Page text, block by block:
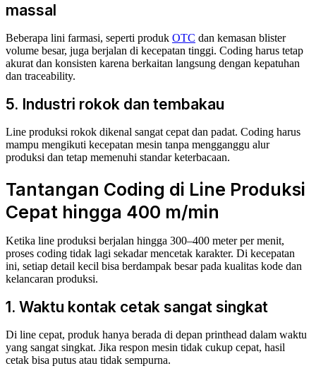
massal
Beberapa lini farmasi, seperti produk OTC dan kemasan blister
volume besar, juga berjalan di kecepatan tinggi. Coding harus tetap
akurat dan konsisten karena berkaitan langsung dengan kepatuhan
dan traceability.
5. Industri rokok dan tembakau
Line produksi rokok dikenal sangat cepat dan padat. Coding harus
mampu mengikuti kecepatan mesin tanpa mengganggu alur
produksi dan tetap memenuhi standar keterbacaan.
Tantangan Coding di Line Produksi
Cepat hingga 400 m/min
Ketika line produksi berjalan hingga 300–400 meter per menit,
proses coding tidak lagi sekadar mencetak karakter. Di kecepatan
ini, setiap detail kecil bisa berdampak besar pada kualitas kode dan
kelancaran produksi.
1. Waktu kontak cetak sangat singkat
Di line cepat, produk hanya berada di depan printhead dalam waktu
yang sangat singkat. Jika respon mesin tidak cukup cepat, hasil
cetak bisa putus atau tidak sempurna.